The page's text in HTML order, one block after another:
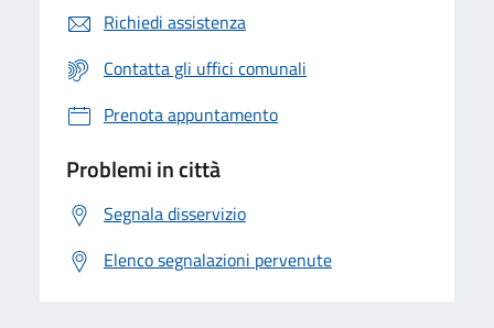
Richiedi assistenza
Contatta gli uffici comunali
Prenota appuntamento
Problemi in città
Segnala disservizio
Elenco segnalazioni pervenute